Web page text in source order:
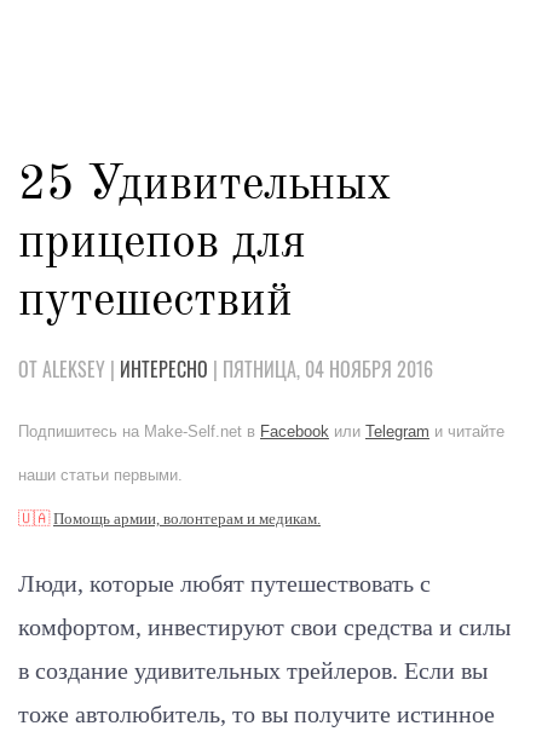
25 Удивительных
прицепов для
путешествий
ОТ ALEKSEY | ИНТЕРЕСНО | ПЯТНИЦА, 04 НОЯБРЯ 2016
Подпишитесь на Make-Self.net в Facebook или Telegram и читайте
наши статьи первыми.
🇺🇦Помощь армии, волонтерам и медикам.
Люди, которые любят путешествовать с
комфортом, инвестируют свои средства и силы
в создание удивительных трейлеров. Если вы
тоже автолюбитель, то вы получите истинное